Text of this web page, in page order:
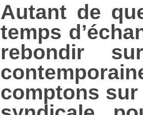
Autant de
temps
rebondir
comptons sur